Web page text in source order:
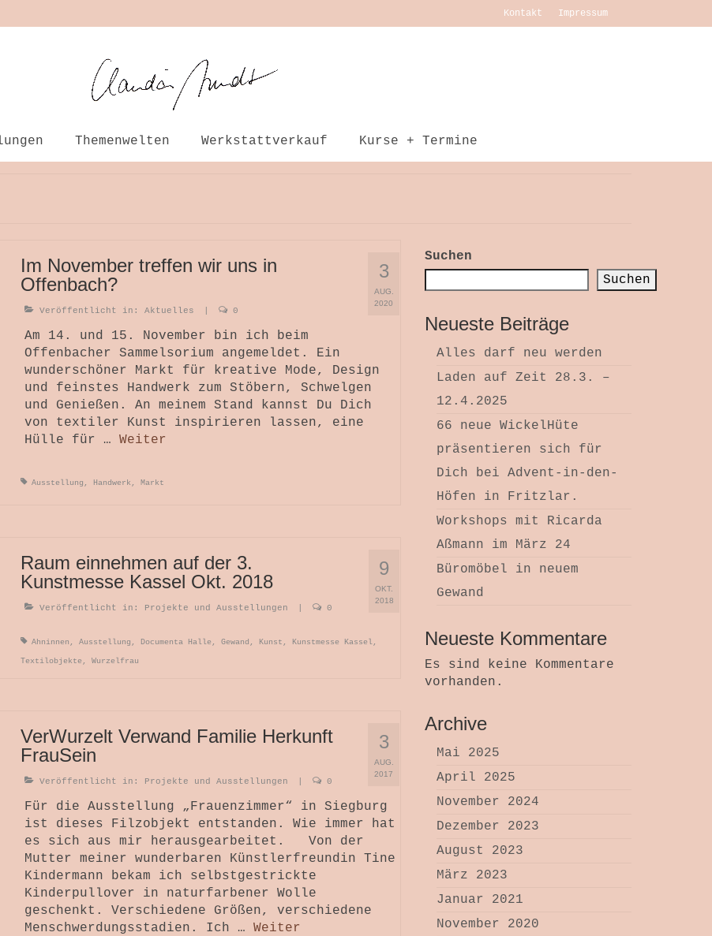
Kontakt Impressum
Themenwelten Werkstattverkauf Kurse + Termine
3
AUG.
2020
Im November treffen wir uns in
Offenbach?
Veröffentlicht in: Aktuelles 0
Am 14. und 15. November bin ich beim
Offenbacher Sammelsorium angemeldet. Ein
wunderschöner Markt für kreative Mode, Design
und feinstes Handwerk zum Stöbern, Schwelgen
und Genießen. An meinem Stand kannst Du Dich
von textiler Kunst inspirieren lassen, eine
Hülle für … Weiter
Ausstellung , Handwerk , Markt
9
OKT.
2018
Raum einnehmen auf der 3.
Kunstmesse Kassel Okt. 2018
Veröffentlicht in: Projekte und Ausstellungen 0
Ahninnen , Ausstellung , Documenta Halle , Gewand , Kunst , Kunstmesse Kassel,
Textilobjekte , Wurzelfrau
3
AUG.
2017
VerWurzelt Verwand Familie Herkunft
FrauSein
Veröffentlicht in: Projekte und Ausstellungen 0
Für die Ausstellung „Frauenzimmer“ in Siegburg
ist dieses Filzobjekt entstanden. Wie immer hat
es sich aus mir herausgearbeitet. Von der
Mutter meiner wunderbaren Künstlerfreundin Tine
Kindermann bekam ich selbstgestrickte
Kinderpullover in naturfarbener Wolle
geschenkt. Verschiedene Größen, verschiedene
Menschwerdungsstadien. Ich … Weiter
Suchen
Suchen
Neueste Beiträge
Alles darf neu werden
Laden auf Zeit 28.3. –
12.4.2025
66 neue WickelHüte
präsentieren sich für
Dich bei Advent-in-den-
Höfen in Fritzlar.
Workshops mit Ricarda
Aßmann im März 24
Büromöbel in neuem
Gewand
Neueste Kommentare
Es sind keine Kommentare
vorhanden.
Archive
Mai 2025
April 2025
November 2024
Dezember 2023
August 2023
März 2023
Januar 2021
November 2020